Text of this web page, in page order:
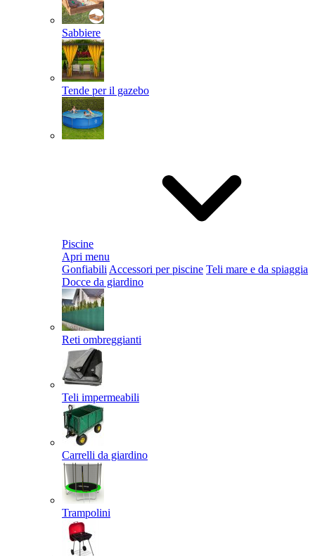
Sabbiere
Tende per il gazebo
Piscine
Apri menu
Gonfiabili Accessori per piscine Teli mare e da spiaggia
Docce da giardino
Reti ombreggianti
Teli impermeabili
Carrelli da giardino
Trampolini